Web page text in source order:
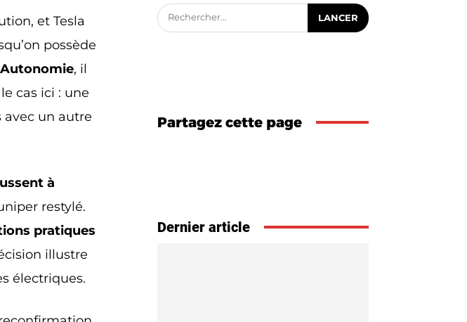
et Tesla
possède
Autonomie, il
cas ici : une
avec un autre
à
restylé.
pratiques
illustre
électriques.
Rechercher... LANCER
Partagez cette page
Dernier article